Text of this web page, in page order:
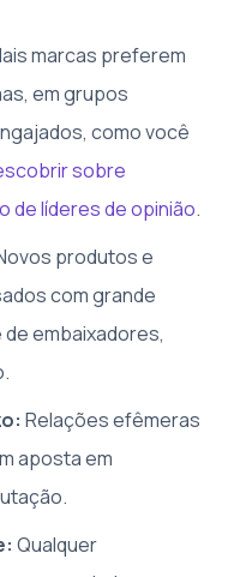
marcas preferem
em grupos
como você
sobre
de líderes de opinião.
produtos e
com grande
embaixadores,
Relações efêmeras
aposta em
Qualquer